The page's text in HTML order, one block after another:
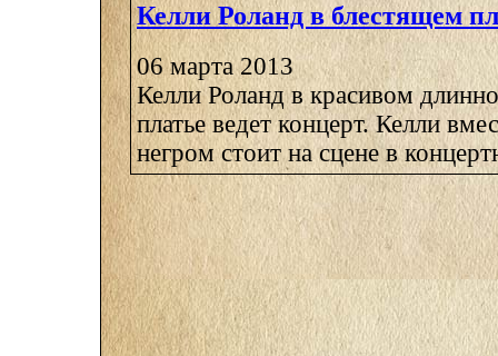
Келли Роланд в блестящем
06 марта 2013
Келли Роланд в красивом
платье ведет концерт. Келли
негром стоит на сцене в